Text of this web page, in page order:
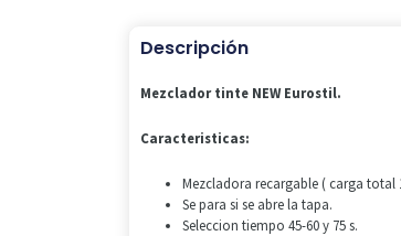
Descripción
Mezclador tinte NEW Eurostil.
Caracteristicas:
Mezcladora recargable ( carga total
Se para si se abre la tapa.
Seleccion tiempo 45-60 y 75 s.